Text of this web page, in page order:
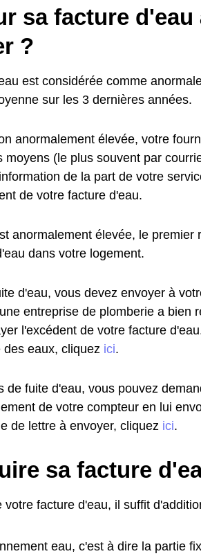
sa facture d'eau
?
est considérée comme
sur les 3 dernières années.
anormalement élevée, votre
moyens (le plus souvent par
de la part de votre
de votre facture d'eau.
anormalement élevée, le
dans votre logement.
d'eau, vous devez envoyer à
entreprise de plomberie a bien
l'excédent de votre facture
eaux, cliquez ici.
de fuite d'eau, vous pouvez
de votre compteur en lui
de lettre à envoyer, cliquez ici.
sa facture
votre facture d'eau, il suffit
eau, c'est à dire la partie